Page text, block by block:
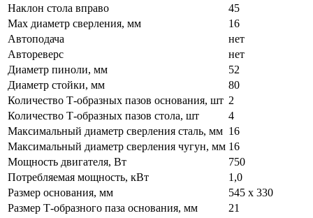
Наклон стола вправо
45
Max диаметр сверления, мм
16
Автоподача
нет
Автореверс
нет
Диаметр пиноли, мм
52
Диаметр стойки, мм
80
Количество Т-образных пазов основания, шт 2
Количество Т-образных пазов стола, шт
4
Максимальный диаметр сверления сталь, мм 16
Максимальный диаметр сверления чугун, мм 16
Мощность двигателя, Вт
750
Потребляемая мощность, кВт
1,0
Размер основания, мм
545 x 330
Размер Т-образного паза основания, мм
21